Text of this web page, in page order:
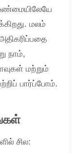
மலம்
அதிகரிப்பதை
நாம்,
மற்றும்
பார்ப்போம்.
சில: